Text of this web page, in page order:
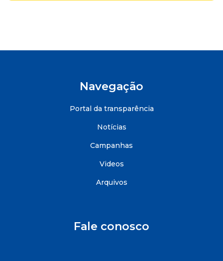
Navegação
Portal da transparência
Notícias
Campanhas
Videos
Arquivos
Fale conosco